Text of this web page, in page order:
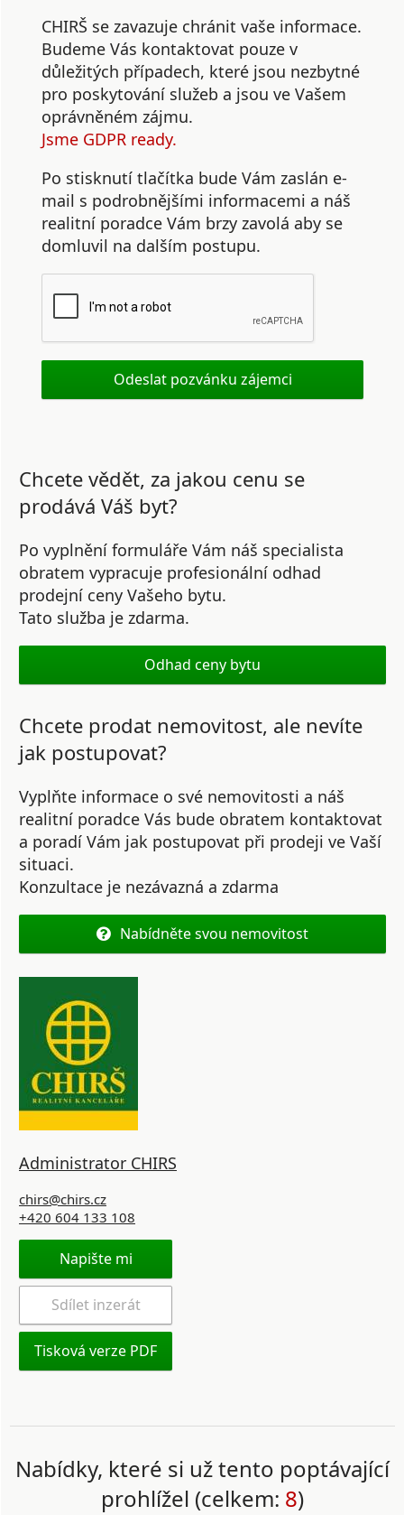
CHIRŠ se zavazuje chránit vaše informace.
Budeme Vás kontaktovat pouze v
důležitých případech, které jsou nezbytné
pro poskytování služeb a jsou ve Vašem
oprávněném zájmu.
Jsme GDPR ready.
Po stisknutí tlačítka bude Vám zaslán e-
mail s podrobnějšími informacemi a náš
realitní poradce Vám brzy zavolá aby se
domluvil na dalším postupu.
Chcete vědět, za jakou cenu se
prodává Váš byt?
Po vyplnění formuláře Vám náš specialista
obratem vypracuje profesionální odhad
prodejní ceny Vašeho bytu.
Tato služba je zdarma.
Odhad ceny bytu
Chcete prodat nemovitost, ale nevíte
jak postupovat?
Vyplňte informace o své nemovitosti a náš
realitní poradce Vás bude obratem kontaktovat
a poradí Vám jak postupovat při prodeji ve Vaší
situaci.
Konzultace je nezávazná a zdarma
Nabídněte svou nemovitost
Administrator CHIRS
chirs@chirs.cz
+420 604 133 108
Napište mi
Sdílet inzerát
Tisková verze PDF
Nabídky, které si už tento poptávající
prohlížel (celkem: 8)